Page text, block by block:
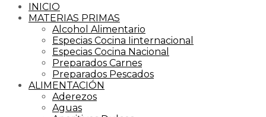
INICIO
MATERIAS PRIMAS
Alcohol Alimentario
Especias Cocina Iinternacional
Especias Cocina Nacional
Preparados Carnes
Preparados Pescados
ALIMENTACIÓN
Aderezos
Aguas